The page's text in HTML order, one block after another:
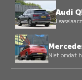
Audi
Niet omdat